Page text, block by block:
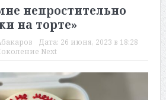
непростительно
на торте»
Дата: 26 июня, 2023 в 18:28
Next